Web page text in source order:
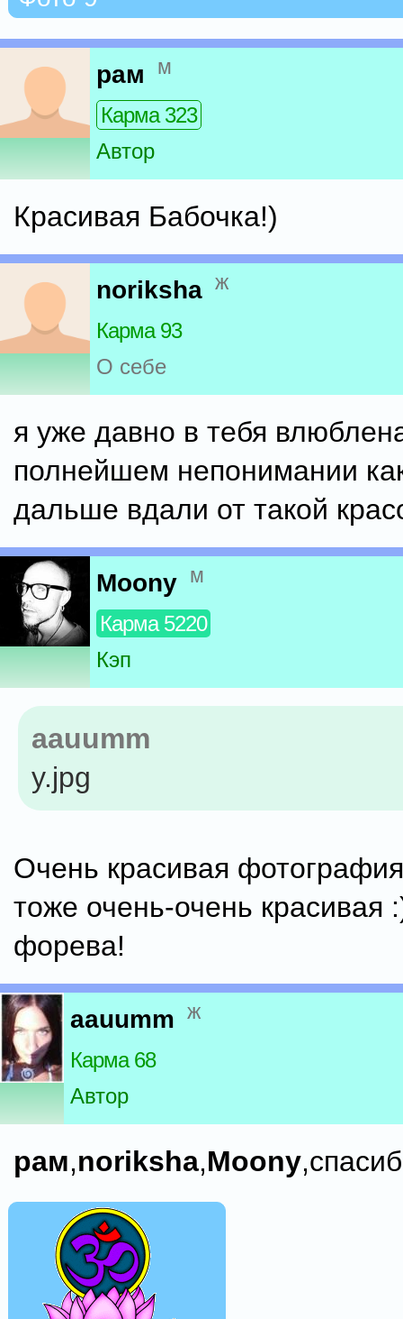
рам м
Карма 323
Автор
Красивая Бабочка!)
noriksha ж
Карма 93
О себе
я уже давно в тебя
полнейшем непонимании
дальше вдали от такой
Moony м
Карма 5220
Кэп
aauumm
y.jpg
Очень красивая
тоже очень-очень красивая
форева!
aauumm ж
Карма 68
Автор
рам,noriksha,Moony